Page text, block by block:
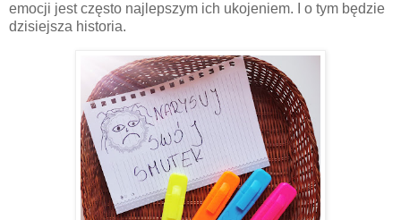
emocji jest często najlepszym ich ukojeniem. I o tym będzie
dzisiejsza historia.